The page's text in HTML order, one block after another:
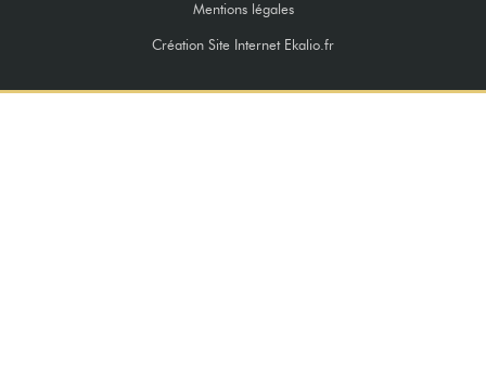
Mentions légales
Création Site Internet Ekalio.fr